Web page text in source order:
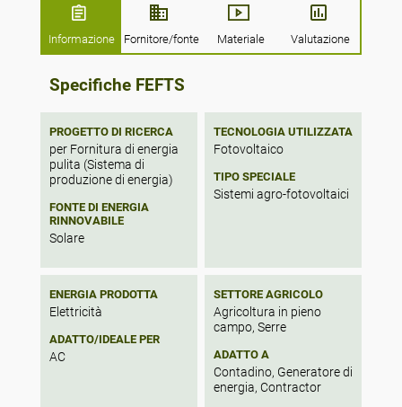
Informazione Fornitore/fonte Materiale Valutazione
Specifiche FEFTS
PROGETTO DI RICERCA
per Fornitura di energia
pulita (Sistema di
produzione di energia)
FONTE DI ENERGIA
RINNOVABILE
Solare
TECNOLOGIA UTILIZZATA
Fotovoltaico
TIPO SPECIALE
Sistemi agro-fotovoltaici
ENERGIA PRODOTTA
Elettricità
ADATTO/IDEALE PER
AC
SETTORE AGRICOLO
Agricoltura in pieno
campo, Serre
ADATTO A
Contadino, Generatore di
energia, Contractor